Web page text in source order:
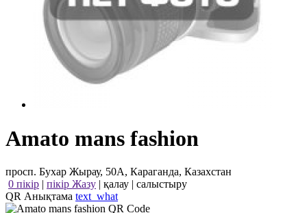
Amato mans fashion
просп. Бухар Жырау, 50А, Караганда, Казахстан
0 пікір | пікір Жазу | қалау | салыстыру
QR Анықтама text_what